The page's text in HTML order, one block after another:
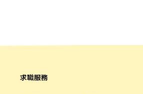
南昌路一段149號1樓 台北市中正區林森南
成職前體檢 ━━━━━━━━━━━━━━━
求職服務